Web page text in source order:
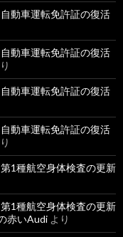
動車運転免許証の復活
動車運転免許証の復活
動車運転免許証の復活
動車運転免許証の復活
1種航空身体検査の更新
1種航空身体検査の更新
赤いAudi より